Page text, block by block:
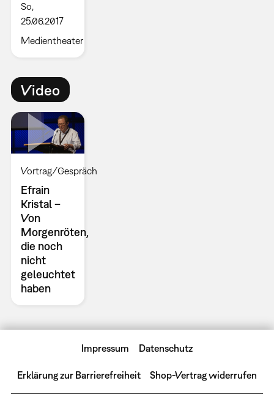
So,
25.06.2017
Medientheater
Video
Vortrag/Gespräch
Efrain
Kristal –
Von
Morgenröten,
die noch
nicht
geleuchtet
haben
Impressum Datenschutz
Erklärung zur Barrierefreiheit Shop-Vertrag widerrufen